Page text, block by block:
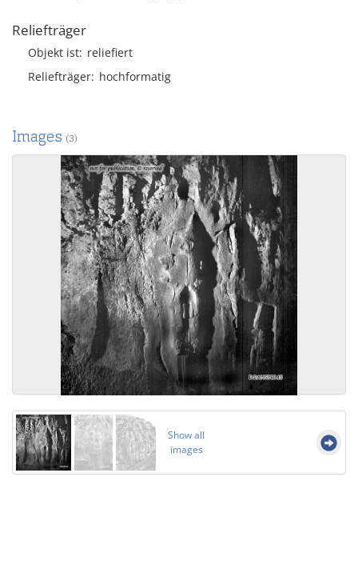
Reliefträger
Objekt ist reliefiert
Reliefträger hochformatig
Images (3)
Show all
images